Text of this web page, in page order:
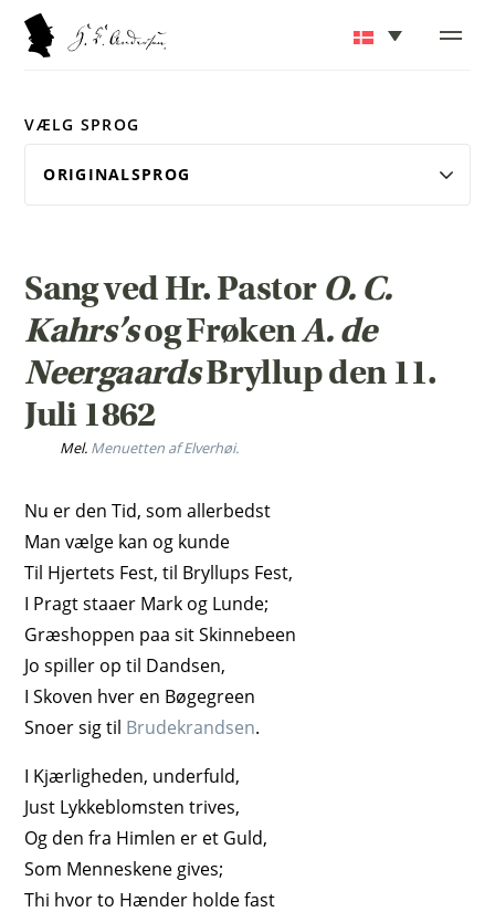
VÆLG SPROG
Sang ved Hr. Pastor O. C.
Kahrs’sog FrøkenA. de
NeergaardsBryllup den 11.
Juli 1862
Mel. Menuetten af Elverhøi.
Nu er den Tid, som allerbedst
Man vælge kan og kunde
Til Hjertets Fest, til Bryllups Fest,
I Pragt staaer Mark og Lunde;
Græshoppen paa sit Skinnebeen
Jo spiller op til Dandsen,
I Skoven hver en Bøgegreen
Snoer sig til Brudekrandsen.
I Kjærligheden, underfuld,
Just Lykkeblomsten trives,
Og den fra Himlen er et Guld,
Som Menneskene gives;
Thi hvor to Hænder holde fast